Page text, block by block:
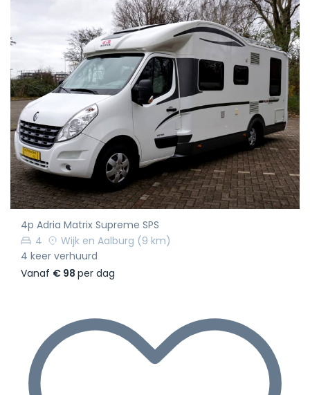
4p Adria Matrix Supreme SPS
4
Wijk en Aalburg (9 km)
4 keer verhuurd
Vanaf € 98 per dag